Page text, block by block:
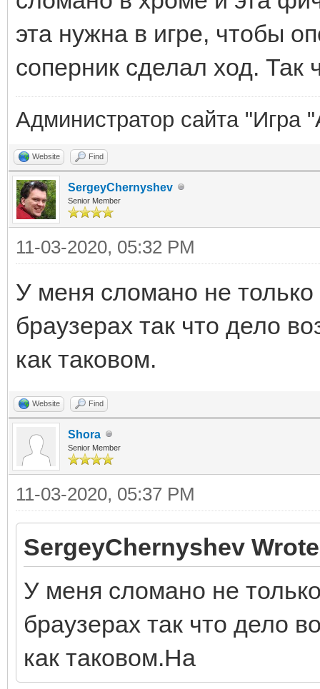
эта нужна в игре, чтобы
соперник сделал ход. Так
Администратор сайта "Игра
Website Find
SergeyChernyshev
Senior Member
11-03-2020, 05:32 PM
У меня сломано не
браузерах так что дело
как таковом.
Website Find
Shora
Senior Member
11-03-2020, 05:37 PM
SergeyChernyshev
У меня сломано не
браузерах так что дело
как таковом.На